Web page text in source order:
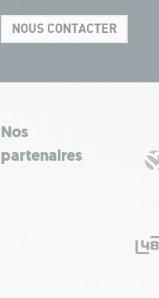
NOUS CONTACTER
Nos
partenaires